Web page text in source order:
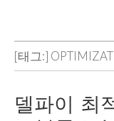
[태그:]
델파이 최